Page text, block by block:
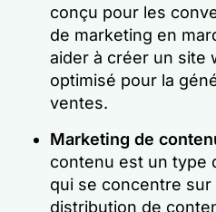
conçu pour les
de marketing en
aider à créer un site
optimisé pour la
ventes.
Marketing de
contenu est un type
qui se concentre sur
distribution de